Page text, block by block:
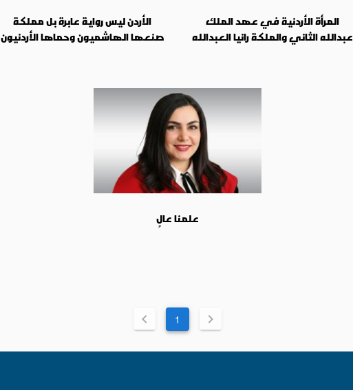
المرأة الأردنية في عهد الملك
عبدالله الثاني والملكة رانيا العبدالله
الأردن ليس رواية عابرة بل مملكة
صنعها الهاشميون وحماها الأردنيون
علمنا عالٍ
1